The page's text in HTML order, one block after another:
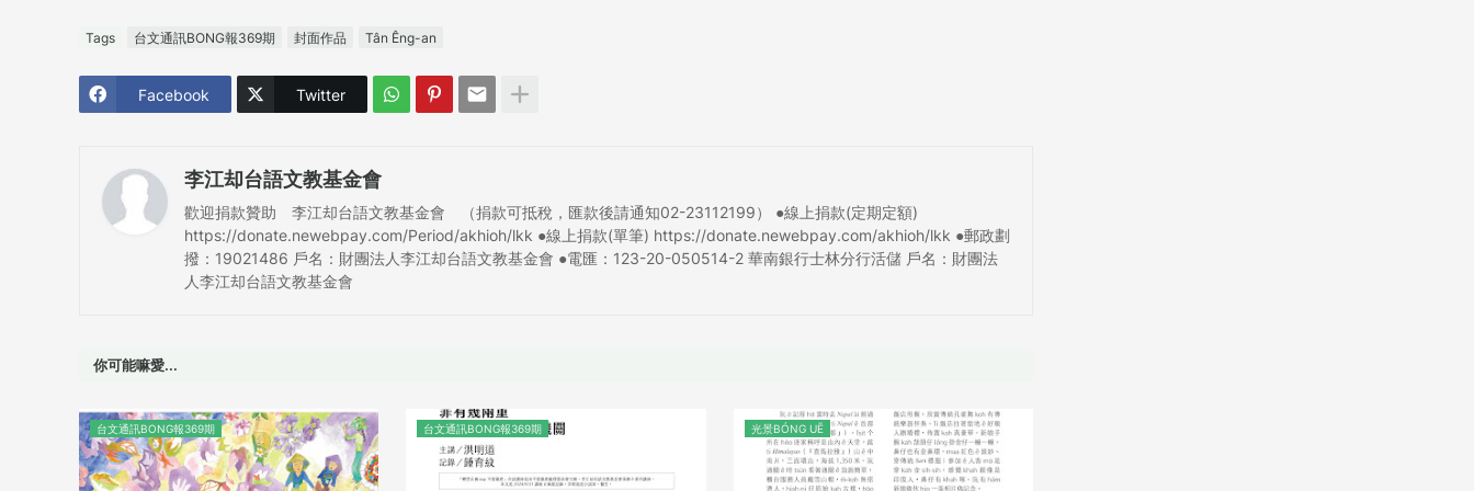
Tags 台文通訊BONG報369期 封面作品 Tân Êng-an
Facebook Twitter
李江却台語文教基金會
歡迎捐款贊助 李江却台語文教基金會 （捐款可抵稅，匯款後請通知02-23112199） ●線上捐款(定期定額)
https://donate.newebpay.com/Period/akhioh/lkk ●線上捐款(單筆) https://donate.newebpay.com/akhioh/lkk ●郵政劃
撥：19021486 戶名：財團法人李江却台語文教基金會 ●電匯：123-20-050514-2 華南銀行士林分行活儲 戶名：財團法
人李江却台語文教基金會
你可能嘛愛...
台文通訊BONG報369期 台文通訊BONG報369期 光景BÓNG UĒ